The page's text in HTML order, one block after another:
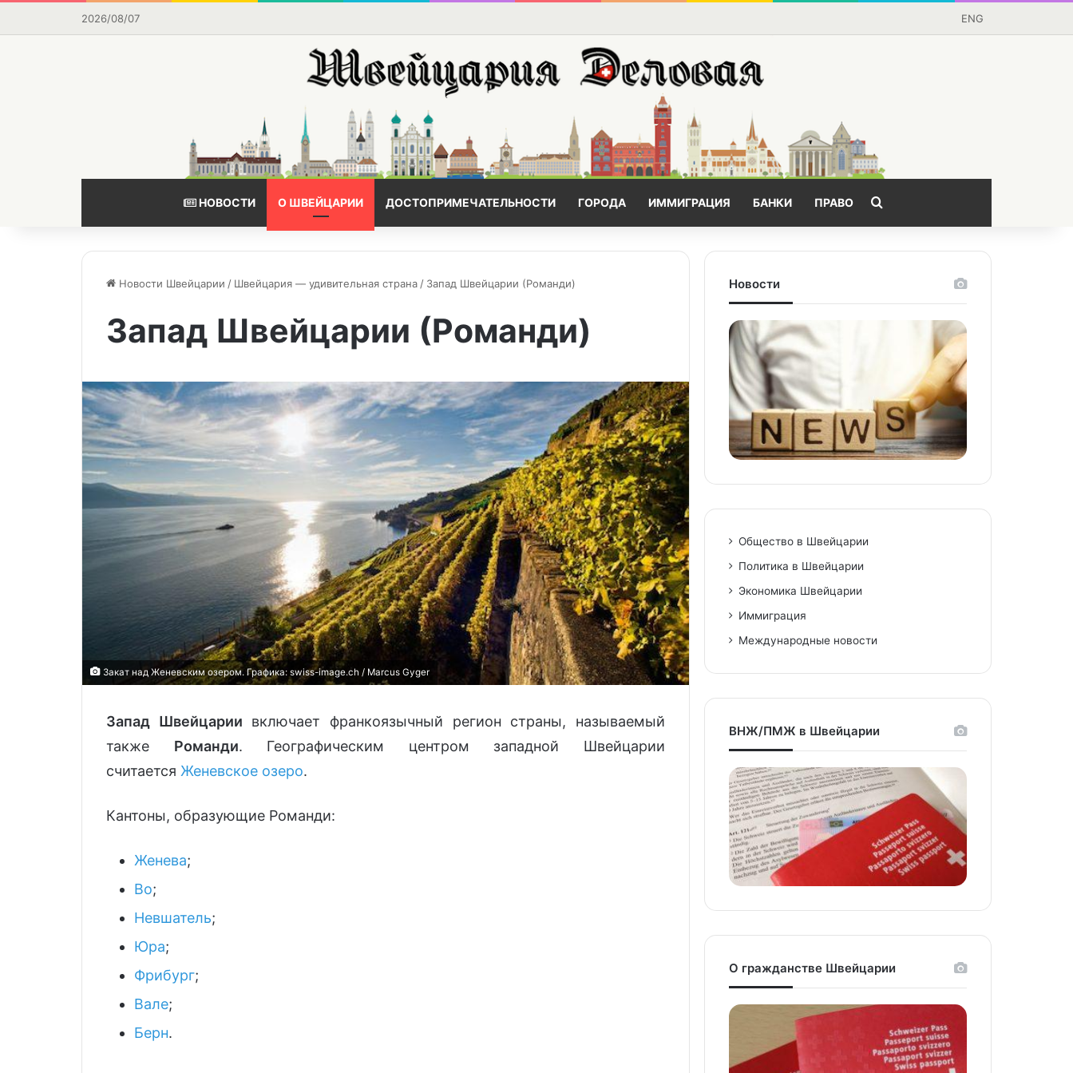
2026/08/07 ENG
НОВОСТИ О ШВЕЙЦАРИИ ДОСТОПРИМЕЧАТЕЛЬНОСТИ ГОРОДА ИММИГРАЦИЯ БАНКИ ПРАВО Поищем?
Новости Швейцарии / Швейцария — удивительная страна/ Запад Швейцарии (Романди)
Запад Швейцарии (Романди)
Закат над Женевским озером. Графика: swiss-imаgе.сh / Marcus Gyger
Запад Швейцарии включает франкоязычный регион страны, называемый
также Романди. Географическим центром западной Швейцарии
считается Женевское озеро.
Кантоны, образующие Романди:
Женева;
Во;
Невшатель;
Юра;
Фрибург;
Вале;
Берн.
Новости
Общество в Швейцарии
Политика в Швейцарии
Экономика Швейцарии
Иммиграция
Международные новости
ВНЖ/ПМЖ в Швейцарии
О гражданстве Швейцарии